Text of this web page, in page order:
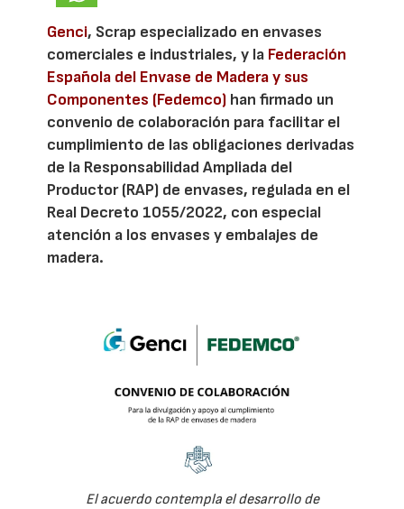
Genci, Scrap especializado en envases
comerciales e industriales, y la Federación
Española del Envase de Madera y sus
Componentes (Fedemco) han firmado un
convenio de colaboración para facilitar el
cumplimiento de las obligaciones derivadas
de la Responsabilidad Ampliada del
Productor (RAP) de envases, regulada en el
Real Decreto 1055/2022, con especial
atención a los envases y embalajes de
madera.
El acuerdo contempla el desarrollo de